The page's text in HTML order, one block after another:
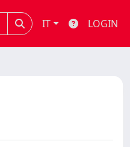
IT LOGIN